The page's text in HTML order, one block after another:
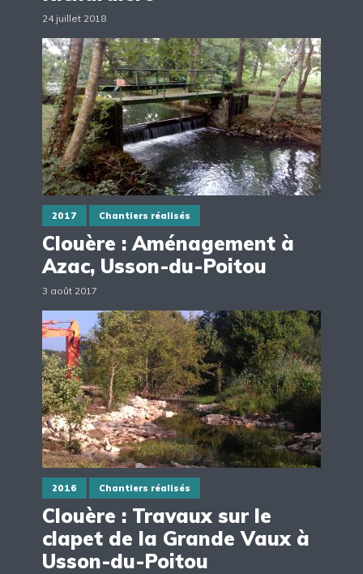
24 juillet 2018
2017 Chantiers réalisés
Clouère : Aménagement à
Azac, Usson-du-Poitou
3 août 2017
2016 Chantiers réalisés
Clouère : Travaux sur le
clapet de la Grande Vaux à
Usson-du-Poitou